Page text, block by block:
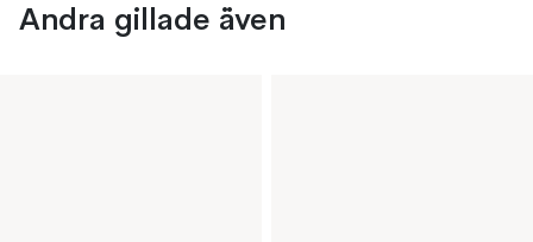
Andra gillade även